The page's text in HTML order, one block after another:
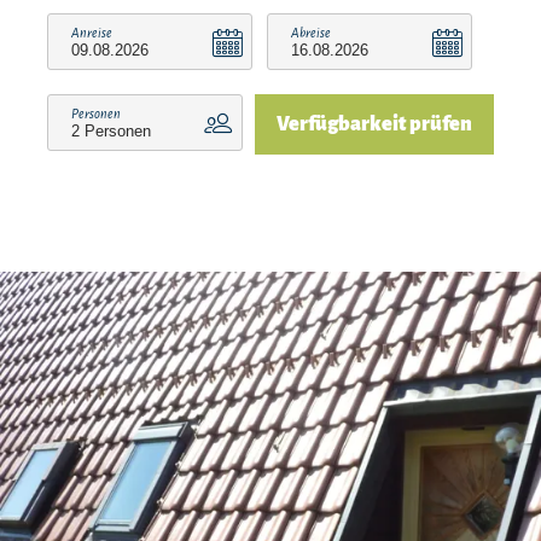
Energiekosten nach Verbrauch.
Belegung mit maximal 6 Personen
Anreise Abreise
Personen Verfügbarkeit prüfen